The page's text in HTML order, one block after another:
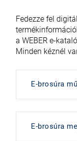
Fedezze fel
a WEBER e-
Minden kéznél
E-brosúra
E-brosúra